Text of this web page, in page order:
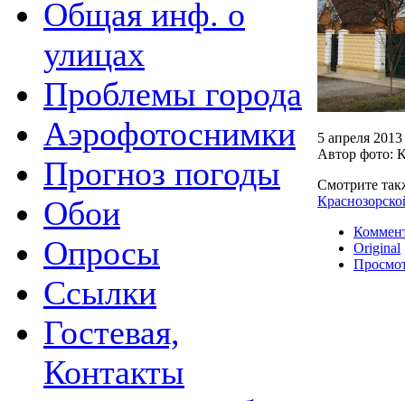
Общая инф. о
улицах
Проблемы города
Аэрофотоснимки
Прогноз погоды
Обои
Опросы
Ссылки
Гостевая,
Контакты
5 апреля 2013
Автор фото:
Смотрите
Original